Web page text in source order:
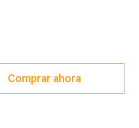
Comprar ahora